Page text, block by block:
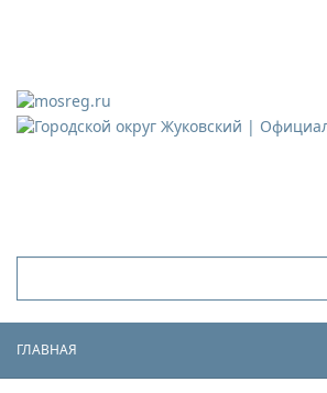
ГЛАВНАЯ